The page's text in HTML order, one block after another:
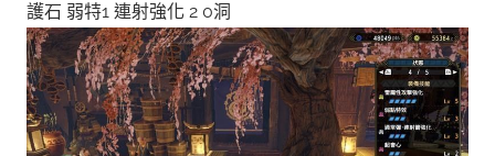
護石 弱特1 連射強化 2 0洞